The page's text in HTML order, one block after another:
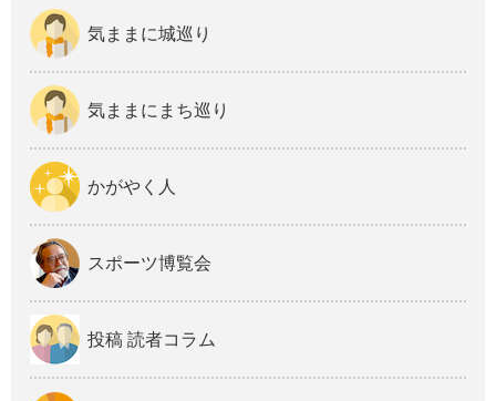
気ままに城巡り
気ままにまち巡り
かがやく人
スポーツ博覧会
投稿 読者コラム